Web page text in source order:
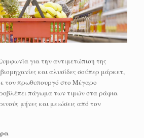
για την αντιμετώπιση της
και αλυσίδες σούπερ μάρκετ,
τον πρωθυπουργό στο Μέγαρο
πάγωμα των τιμών στα ράφια
μήνες και μειώσεις από τον